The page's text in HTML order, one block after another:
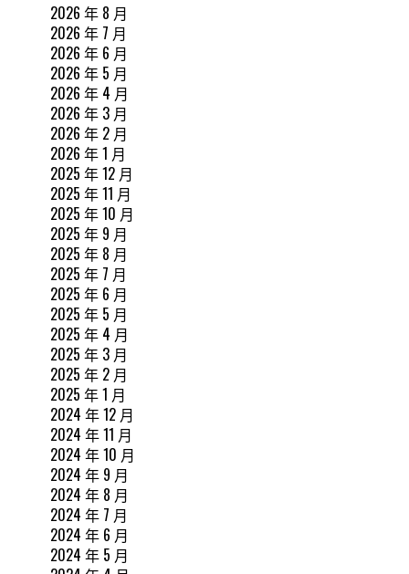
2026 年 8 月
2026 年 7 月
2026 年 6 月
2026 年 5 月
2026 年 4 月
2026 年 3 月
2026 年 2 月
2026 年 1 月
2025 年 12 月
2025 年 11 月
2025 年 10 月
2025 年 9 月
2025 年 8 月
2025 年 7 月
2025 年 6 月
2025 年 5 月
2025 年 4 月
2025 年 3 月
2025 年 2 月
2025 年 1 月
2024 年 12 月
2024 年 11 月
2024 年 10 月
2024 年 9 月
2024 年 8 月
2024 年 7 月
2024 年 6 月
2024 年 5 月